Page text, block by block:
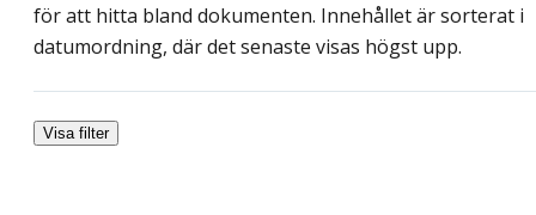
för att hitta bland dokumenten. Innehållet är sorterat i
datumordning, där det senaste visas högst upp.
Visa filter